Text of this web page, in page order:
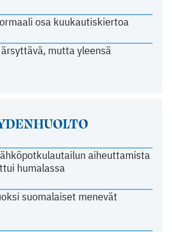
osa kuukautiskiertoa
mutta yleensä
aiheuttamista
humalassa
suomalaiset menevät